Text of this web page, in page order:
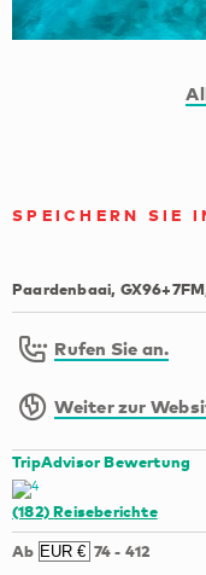
SPEICHERN SIE
Paardenbaai,
Rufen Sie an.
Weiter zur
TripAdvisor Bewertung
(182)Reiseberichte
Ab 74- 412